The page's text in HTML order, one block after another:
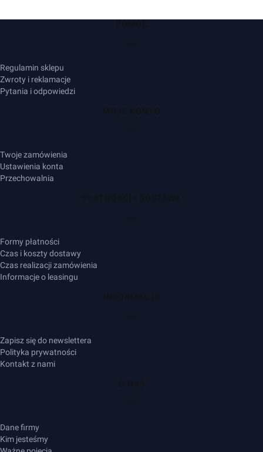
Regulamin sklepu
Zwroty i reklamacje
Pytania i odpowiedzi
Twoje zamówienia
Ustawienia konta
Przechowalnia
Formy płatności
Czas i koszty dostawy
Czas realizacji zamówienia
Informacje o leasingu
Zapisz się do newslettera
Polityka prywatności
Kontakt z nami
Dane firmy
Kim jesteśmy